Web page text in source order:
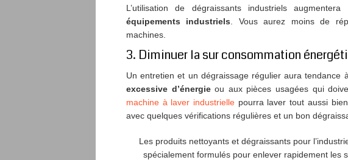
L’utilisation de dégraissants industriels
équipements industriels . Vous aurez moins de
machines.
3. Diminuer la sur consommation
Un entretien et un dégraissage régulier aura tendance
excessive d’énergieou aux pièces usagées qui
machine à laver industrielle pourra laver tout aussi
avec quelques vérifications régulières et un bon
Les produits nettoyants et dégraissants pour
spécialement formulés pour enlever rapidement les